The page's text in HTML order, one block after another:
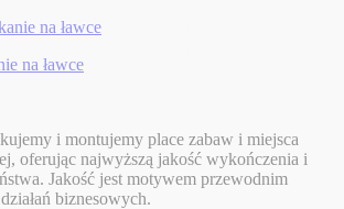
na ławce
i montujemy place zabaw i miejsca
oferując najwyższą jakość wykończenia i
Jakość jest motywem przewodnim
biznesowych.